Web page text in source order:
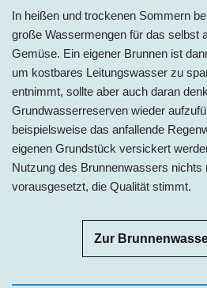
In heißen und trockenen Sommern
große Wassermengen für das selbst
Gemüse. Ein eigener Brunnen ist
um kostbares Leitungswasser zu
entnimmt, sollte aber auch daran
Grundwasserreserven wieder
beispielsweise das anfallende
eigenen Grundstück versickert
Nutzung des Brunnenwassers nichts
vorausgesetzt, die Qualität stimmt.
Zur